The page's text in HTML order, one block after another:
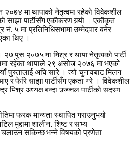
२०७४ मा थापाको नेतृत्वमा रहेको विवेकशील
साझा पार्टीसँग एकीकरण गर्‍यो । एकीकृत
नं. ५ मा प्रतिनिधिसभामा उम्मेदवार बनेर
थिए ।
पुस २०७५ मा मिश्र र थापा नेतृत्वको पार्टी
रहेका थापाले २९ असोज २०७६ मा भएको
पुस्तालाई अघि सारे । त्यो चुनावबाट मिलन
र फेरि साझा पार्टीसँग एकता गरे । विवेकशील
मिश्र अध्यक्ष बन्दा उज्ज्वल पार्टीको सदस्य
फरक मान्यता स्थापित गराउनुभयो
मुद्दामा शालीन, शिष्ट र सभ्य
चलाउन सकिन्छ भन्ने विषयको प्रणेता